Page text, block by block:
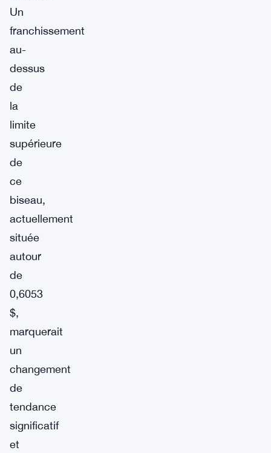
Un
franchissement
au-
dessus
de
la
limite
supérieure
de
ce
biseau,
actuellement
située
autour
de
0,6053
$,
marquerait
un
changement
de
tendance
significatif
et